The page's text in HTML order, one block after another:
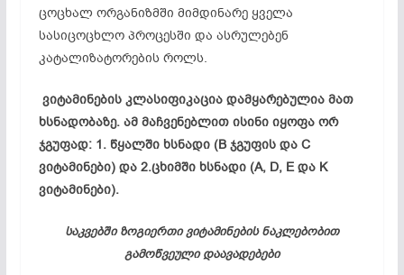
ცოცხალ ორგანიზმში მიმდინარე ყველა
სასიცოცხლო პროცესში და ასრულებენ
კატალიზატორების როლს.
ვიტამინების კლასიფიკაცია დამყარებულია მათ
ხსნადობაზე. ამ მაჩვენებლით ისინი იყოფა ორ
ჯგუფად: 1. წყალში ხსნადი (B ჯგუფის და C
ვიტამინები) და 2.ცხიმში ხსნადი (A, D, E და K
ვიტამინები).
საკვებში ზოგიერთი ვიტამინების ნაკლებობით
გამოწვეული დაავადებები